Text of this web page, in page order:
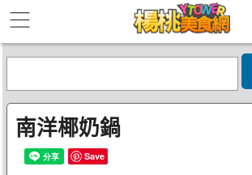
南洋椰奶鍋
Save